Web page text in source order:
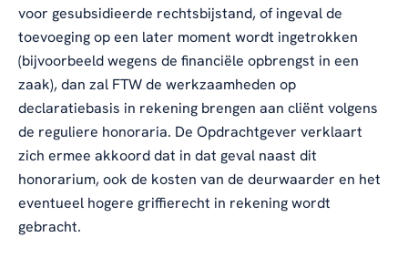
voor gesubsidieerde rechtsbijstand, of ingeval de
toevoeging op een later moment wordt ingetrokken
(bijvoorbeeld wegens de financiële opbrengst in een
zaak), dan zal FTW de werkzaamheden op
declaratiebasis in rekening brengen aan cliënt volgens
de reguliere honoraria. De Opdrachtgever verklaart
zich ermee akkoord dat in dat geval naast dit
honorarium, ook de kosten van de deurwaarder en het
eventueel hogere griffierecht in rekening wordt
gebracht.